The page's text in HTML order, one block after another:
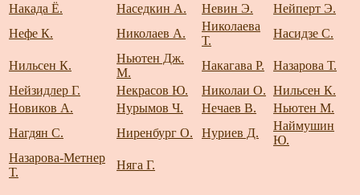
Накада Ё. Наседкин А. Невин Э.
Нейперт Э.
Нефе К.
Николаев А.
Николаева
Т.
Насидзе С.
Нильсен К.
Ньютен Дж.
М.
Накагава Р.
Назарова Т.
Нейзидлер Г.
Некрасов Ю. Николаи О. Нильсен К.
Новиков А.
Нурымов Ч. Нечаев В.
Ньютен М.
Нагдян С.
Ниренбург О. Нуриев Д.
Наймушин
Ю.
Назарова-Метнер
Т.
Няга Г.